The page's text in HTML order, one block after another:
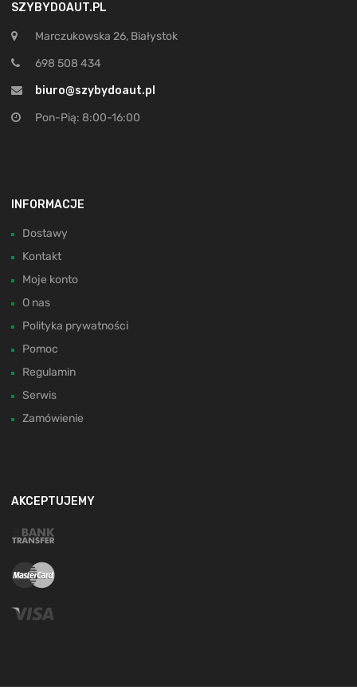
SZYBYDOAUT.PL
Marczukowska 26, Białystok
698 508 434
biuro@szybydoaut.pl
Pon-Pią: 8:00-16:00
INFORMACJE
Dostawy
Kontakt
Moje konto
O nas
Polityka prywatności
Pomoc
Regulamin
Serwis
Zamówienie
AKCEPTUJEMY